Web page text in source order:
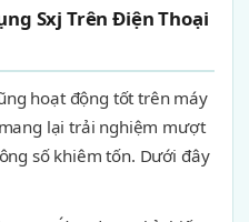
Sxj Trên Điện Thoại
hoạt động tốt trên máy
lại trải nghiệm mượt
số khiêm tốn. Dưới đây